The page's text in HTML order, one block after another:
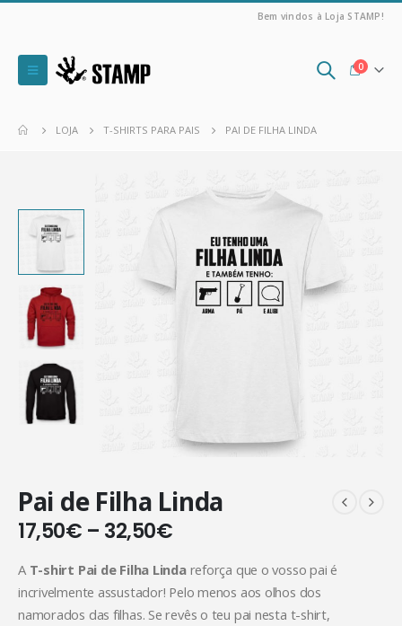
Bem vindos à Loja STAMP!
0
LOJA T-SHIRTS PARA PAIS PAI DE FILHA LINDA
Pai de Filha Linda
17,50€ – 32,50€
A T-shirt Pai de Filha Lindareforça que o vosso pai é
incrivelmente assustador! Pelo menos aos olhos dos
namorados das filhas. Se revês o teu pai nesta t-shirt,